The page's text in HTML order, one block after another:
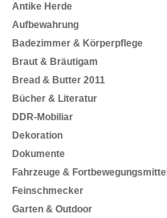
Antike Herde
Aufbewahrung
Badezimmer & Körperpflege
Braut & Bräutigam
Bread & Butter 2011
Bücher & Literatur
DDR-Mobiliar
Dekoration
Dokumente
Fahrzeuge & Fortbewegungsmittel
Feinschmecker
Garten & Outdoor